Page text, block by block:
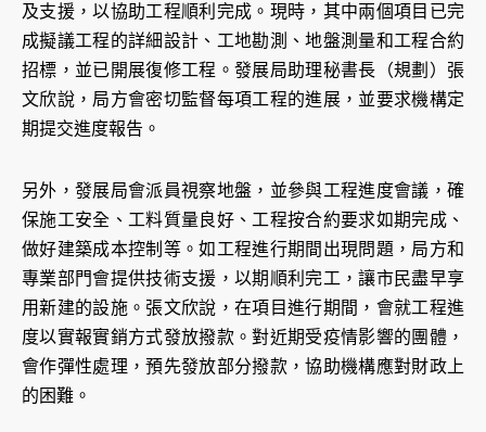
及支援，以協助工程順利完成。現時，其中兩個項目已完
成擬議工程的詳細設計、工地勘測、地盤測量和工程合約
招標，並已開展復修工程。發展局助理秘書長（規劃）張
文欣說，局方會密切監督每項工程的進展，並要求機構定
期提交進度報告。
另外，發展局會派員視察地盤，並參與工程進度會議，確
保施工安全、工料質量良好、工程按合約要求如期完成、
做好建築成本控制等。如工程進行期間出現問題，局方和
專業部門會提供技術支援，以期順利完工，讓市民盡早享
用新建的設施。張文欣說，在項目進行期間，會就工程進
度以實報實銷方式發放撥款。對近期受疫情影響的團體，
會作彈性處理，預先發放部分撥款，協助機構應對財政上
的困難。